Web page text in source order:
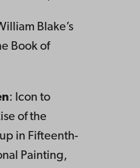
Blake’s
Book of
: Icon to
of the
in Fifteenth-
Painting,